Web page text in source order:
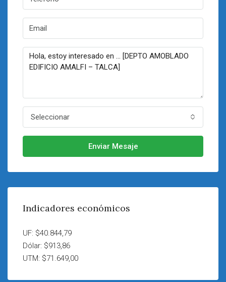
Seleccionar
Enviar Mesaje
Indicadores económicos
UF: $40.844,79
Dólar: $913,86
UTM: $71.649,00